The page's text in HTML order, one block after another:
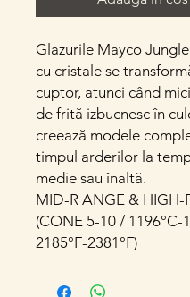
Glazurile Mayco
cu cristale se
cuptor, atunci când
de frită izbucnesc în
creează modele
timpul arderilor la
medie sau înaltă.
MID-R ANGE & HIGH-
(CONE 5-10 / 1196°C-
2185°F-2381°F)